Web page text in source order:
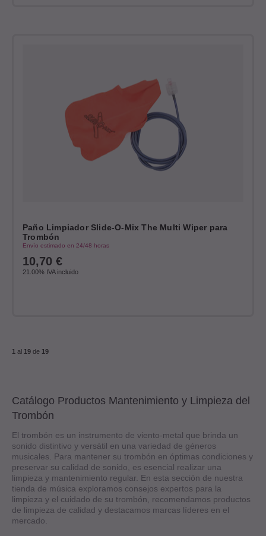
Paño Limpiador Slide-O-Mix The Multi Wiper para
Trombón
Envío estimado en 24/48 horas
10,70 €
21.00% IVA incluido
1 al 19 de 19
Catálogo Productos Mantenimiento y Limpieza del
Trombón
El trombón es un instrumento de viento-metal que brinda un
sonido distintivo y versátil en una variedad de géneros
musicales. Para mantener su trombón en óptimas condiciones y
preservar su calidad de sonido, es esencial realizar una
limpieza y mantenimiento regular. En esta sección de nuestra
tienda de música exploramos consejos expertos para la
limpieza y el cuidado de su trombón, recomendamos productos
de limpieza de calidad y destacamos marcas líderes en el
mercado.